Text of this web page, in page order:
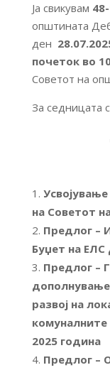
Ја свикувам 48-
општината
ден 28.07
почеток во 1
Советот на
За седницата
на Советот
Предлог –
Буџет на ЕЛС
Предлог –
развој на
2025 година
Предлог –